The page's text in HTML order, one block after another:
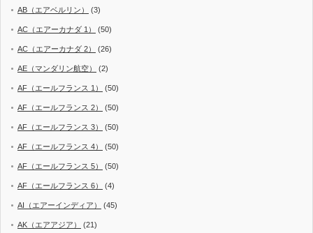
AB（エアベルリン） (3)
AC（エアーカナダ 1） (50)
AC（エアーカナダ 2） (26)
AE（マンダリン航空） (2)
AF（エールフランス 1） (50)
AF（エールフランス 2） (50)
AF（エールフランス 3） (50)
AF（エールフランス 4） (50)
AF（エールフランス 5） (50)
AF（エールフランス 6） (4)
AI（エアーインディア） (45)
AK（エアアジア） (21)